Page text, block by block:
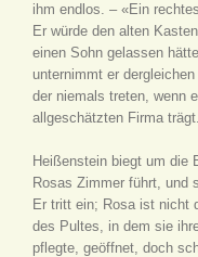
ihm endlos. – «Ein
Er würde den alten
einen Sohn gelassen
unternimmt er
der niemals treten, wenn
allgeschätzten Firma trägt.
Heißenstein biegt um die
Rosas Zimmer führt, und
Er tritt ein; Rosa ist nicht
des Pultes, in dem sie
pflegte, geöffnet, doch